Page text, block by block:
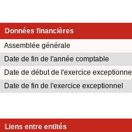
Données financières
Assemblée générale
Date de fin de l'année comptable
Date de début de l'exercice exceptionnel
Date de fin de l'exercice exceptionnel
Liens entre entités